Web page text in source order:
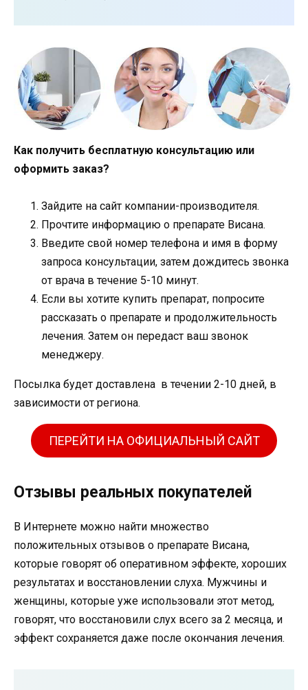
Как получить бесплатную консультацию или
оформить заказ?
Зайдите на сайт компании-производителя.
Прочтите информацию о препарате Висана.
Введите свой номер телефона и имя в форму
запроса консультации, затем дождитесь звонка
от врача в течение 5-10 минут.
Если вы хотите купить препарат, попросите
рассказать о препарате и продолжительность
лечения. Затем он передаст ваш звонок
менеджеру.
Посылка будет доставлена ​​ в течении 2-10 дней, в
зависимости от региона.
ПЕРЕЙТИ НА ОФИЦИАЛЬНЫЙ САЙТ
Отзывы реальных покупателей
В Интернете можно найти множество
положительных отзывов о препарате Висана,
которые говорят об оперативном эффекте, хороших
результатах и ​​восстановлении слуха. Мужчины и
женщины, которые уже использовали этот метод,
говорят, что восстановили слух всего за 2 месяца, и
эффект сохраняется даже после окончания лечения.